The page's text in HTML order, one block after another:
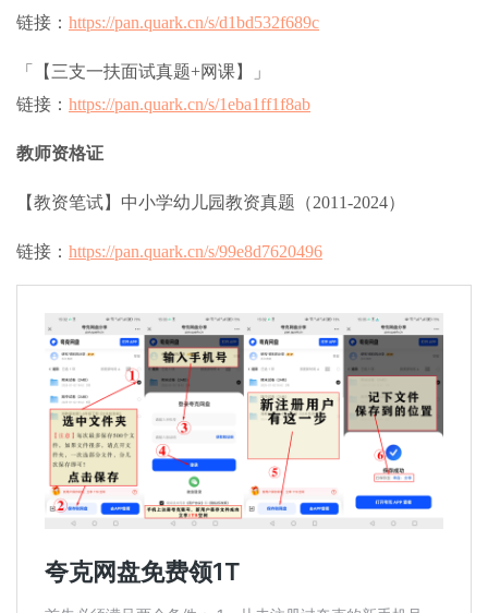
链接： https://pan.quark.cn/s/d1bd532f689c
「【三支一扶面试真题+网课】」
链接： https://pan.quark.cn/s/1eba1ff1f8ab
教师资格证
【教资笔试】中小学幼儿园教资真题（2011-2024）
链接： https://pan.quark.cn/s/99e8d7620496